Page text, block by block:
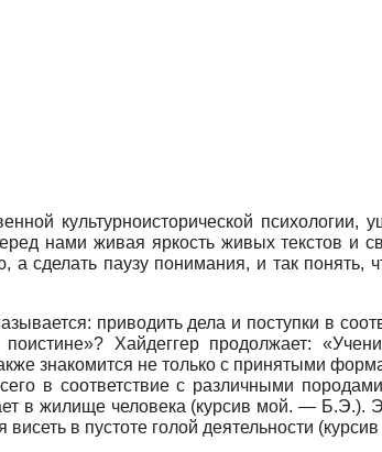
культурно­исторической
нами живая яркость живых текстов
а сделать паузу понимания, и так
приводить дела и поступки в
Хайдеггер продолжает:
знакомится не только с принятыми
в соответствие с различными
в жилище человека (курсив мой. — Б.Э.).
висеть в пустоте голой деятельности